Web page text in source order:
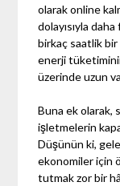
olarak online
dolayısıyla
birkaç saatlik
enerji
üzerinde uzun
Buna ek olarak,
işletmelerin
Düşünün ki,
ekonomiler için
tutmak zor bir